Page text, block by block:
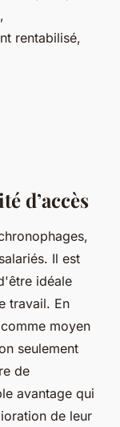
rentabilisé,
d’accès
Il est
idéale
travail. En
moyen
seulement
de
avantage qui
de leur